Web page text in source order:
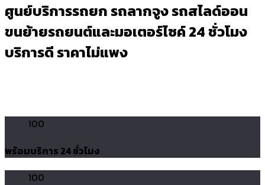
ศูนย์บริการรถยก รถลากจูง รถสไลด์ออน
ขนย้ายรถยนต์และมอเตอร์ไซค์ 24 ชั่วโมง
บริการดี ราคาไม่แพง
100
พร้อมบริการ 24 ชั่วโมง
100